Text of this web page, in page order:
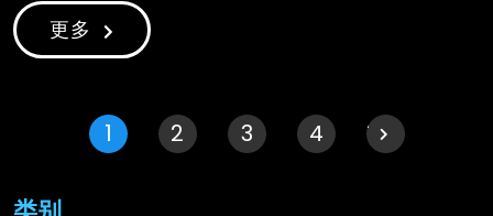
更多
1 2 3 4
下一个 "